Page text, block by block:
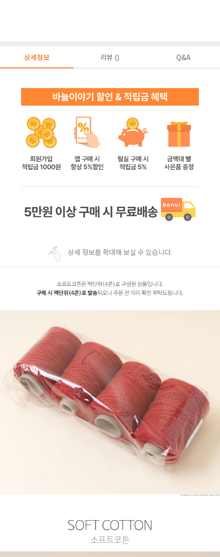
상세정보 리뷰 () Q&A
상세 정보를 확대해 보실 수 있습니다.